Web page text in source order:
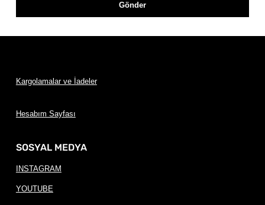
Gönder
Kargolamalar ve İadeler
Hesabım Sayfası
SOSYAL MEDYA
INSTAGRAM
YOUTUBE